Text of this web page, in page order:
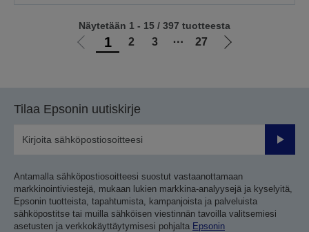
Siirry1 2 3 ⋯ 27
Siirry
Näytetään 1 - 15 / 397 tuotteesta
Tilaa Epsonin uutiskirje
Lähetä
Antamalla sähköpostiosoitteesi suostut vastaanottamaan
markkinointiviestejä, mukaan lukien markkina-analyysejä ja kyselyitä,
Epsonin tuotteista, tapahtumista, kampanjoista ja palveluista
sähköpostitse tai muilla sähköisen viestinnän tavoilla valitsemiesi
asetusten ja verkkokäyttäytymisesi pohjalta Epsonin